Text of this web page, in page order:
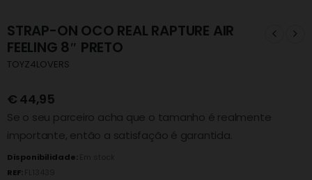
STRAP-ON OCO REAL RAPTURE AIR
FEELING 8″ PRETO
TOYZ4LOVERS
€ 44,95
Se o seu parceiro acha que o tamanho é realmente
importante, então a satisfação é garantida.
Disponibilidade:
REF: